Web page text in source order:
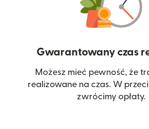
(otwiera się w nowym oknie)
Gwarantowany czas
Możesz mieć pewność, że
realizowane na czas. W
zwrócimy opłaty.